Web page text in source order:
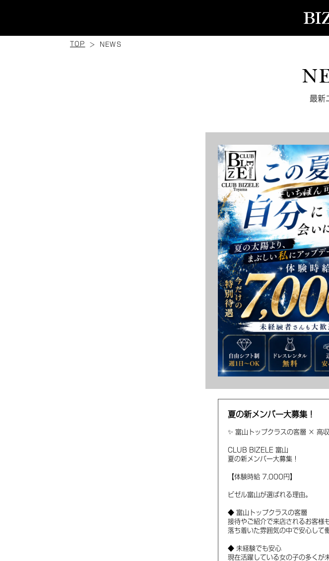
TOP NEWS
最新
夏の新メンバー大募集！
✨ 富山トップクラスの客層 × 高
CLUB BIZELE 富山
夏の新メンバー大募集！
【体験時給 7,000円】
ビゼル富山が選ばれる理由。
◆ 富山トップクラスの客層
接待やご紹介で来店されるお客様
落ち着いた雰囲気の中で安心して
◆ 未経験でも安心
現在活躍している女の子の多くが